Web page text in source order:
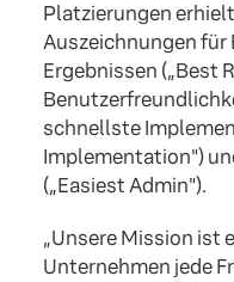
Platzierungen
Auszeichnungen
Ergebnissen („Best
schnellste
Implementation")
(„Easiest Admin").
„Unsere Mission ist
Unternehmen jede